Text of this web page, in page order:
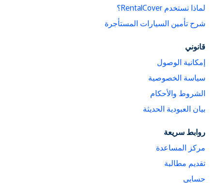
لماذا تستخدم RentalCover؟
شرح تأمين السيارات المستأجرة
قانوني
إمكانية الوصول
سياسة الخصوصية
الشروط والأحكام
بيان العبودية الحديثة
روابط سريعة
مركز المساعدة
تقديم مطالبة
حسابي